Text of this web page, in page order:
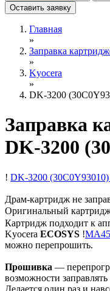
Оставить заявку
Главная
»
Заправка
»
Kyocera
»
DK-3200
Заправка
DK-3200
! DK-3200 (30C0Y93010)
Драм-картридж не
Оригинальный
Картридж подходит к
Kyocera ECOSYS !
можно перепрошить.
Прошивка —
возможности
Делается один раз и